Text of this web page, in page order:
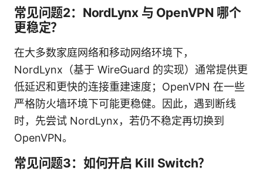
常见问题2：NordLynx 与 OpenVPN 哪个
更稳定？
在大多数家庭网络和移动网络环境下，
NordLynx（基于 WireGuard 的实现）通常提供更
低延迟和更快的连接重建速度；OpenVPN 在一些
严格防火墙环境下可能更稳健。因此，遇到断线
时，先尝试 NordLynx，若仍不稳定再切换到
OpenVPN。
常见问题3：如何开启 Kill Switch？